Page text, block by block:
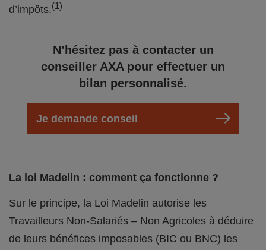
d’impôts.(1)
N’hésitez pas à contacter un
conseiller AXA pour effectuer un
bilan personnalisé.
Je demande conseil
La loi Madelin : comment ça fonctionne ?
Sur le principe, la Loi Madelin autorise les
Travailleurs Non-Salariés – Non Agricoles à déduire
de leurs bénéfices imposables (BIC ou BNC) les